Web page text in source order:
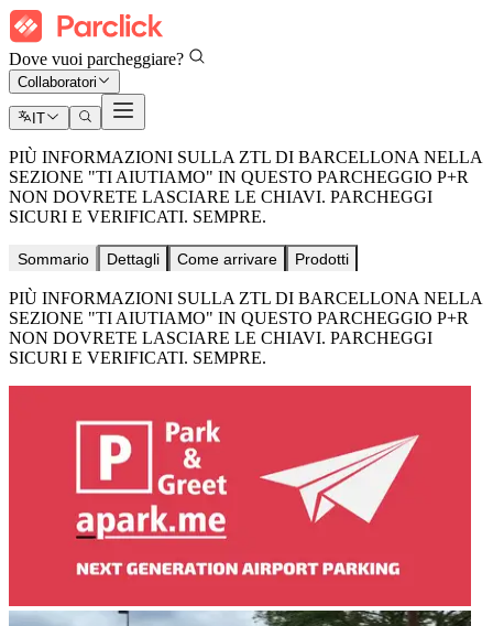
Dove vuoi parcheggiare?
Collaboratori
IT
PIÙ INFORMAZIONI SULLA ZTL DI BARCELLONA NELLA
SEZIONE "TI AIUTIAMO" IN QUESTO PARCHEGGIO P+R
NON DOVRETE LASCIARE LE CHIAVI. PARCHEGGI
SICURI E VERIFICATI. SEMPRE.
Sommario Dettagli Come arrivare Prodotti
PIÙ INFORMAZIONI SULLA ZTL DI BARCELLONA NELLA
SEZIONE "TI AIUTIAMO" IN QUESTO PARCHEGGIO P+R
NON DOVRETE LASCIARE LE CHIAVI. PARCHEGGI
SICURI E VERIFICATI. SEMPRE.